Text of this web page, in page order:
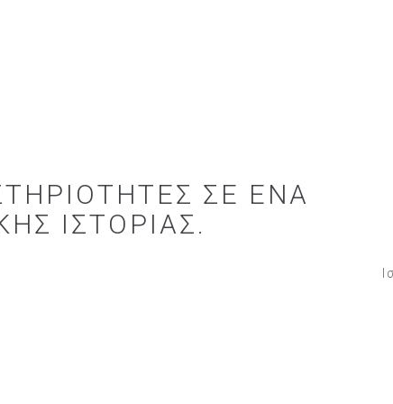
ΣΕ ΈΝΑ
ΙΣΤΟΡΊΑΣ.